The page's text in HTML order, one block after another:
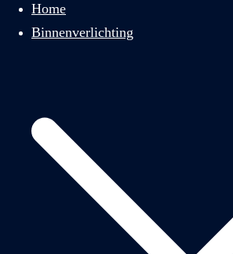
Home
Binnenverlichting